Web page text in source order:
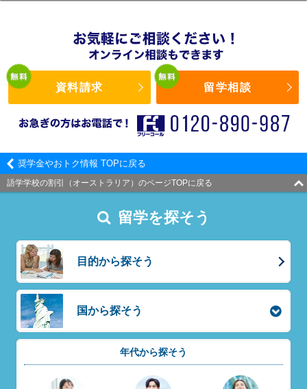
資料請求 留学相談
奨学金やおトク情報 TOPに戻る
語学学校の割引（オーストラリア）のページTOPに戻る
留学を探そう
目的から探そう
国から探そう
年代から探そう